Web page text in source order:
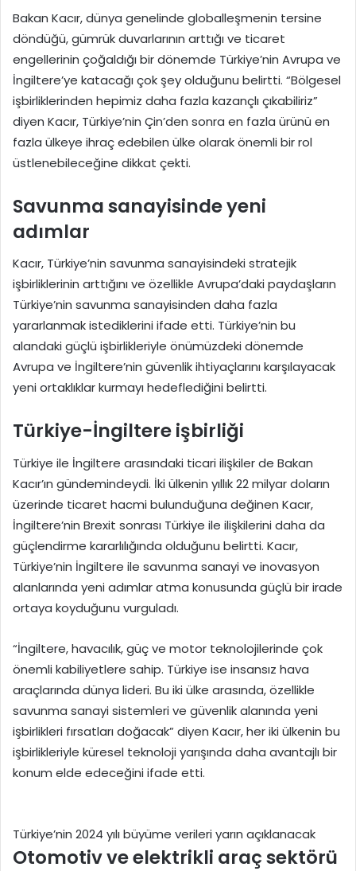
Bakan Kacır, dünya genelinde globalleşmenin tersine
döndüğü, gümrük duvarlarının arttığı ve ticaret
engellerinin çoğaldığı bir dönemde Türkiye’nin Avrupa ve
İngiltere’ye katacağı çok şey olduğunu belirtti. “Bölgesel
işbirliklerinden hepimiz daha fazla kazançlı çıkabiliriz”
diyen Kacır, Türkiye’nin Çin’den sonra en fazla ürünü en
fazla ülkeye ihraç edebilen ülke olarak önemli bir rol
üstlenebileceğine dikkat çekti.
Savunma sanayisinde yeni
adımlar
Kacır, Türkiye’nin savunma sanayisindeki stratejik
işbirliklerinin arttığını ve özellikle Avrupa’daki paydaşların
Türkiye’nin savunma sanayisinden daha fazla
yararlanmak istediklerini ifade etti. Türkiye’nin bu
alandaki güçlü işbirlikleriyle önümüzdeki dönemde
Avrupa ve İngiltere’nin güvenlik ihtiyaçlarını karşılayacak
yeni ortaklıklar kurmayı hedeflediğini belirtti.
Türkiye-İngiltere işbirliği
Türkiye ile İngiltere arasındaki ticari ilişkiler de Bakan
Kacır’ın gündemindeydi. İki ülkenin yıllık 22 milyar doların
üzerinde ticaret hacmi bulunduğuna değinen Kacır,
İngiltere’nin Brexit sonrası Türkiye ile ilişkilerini daha da
güçlendirme kararlılığında olduğunu belirtti. Kacır,
Türkiye’nin İngiltere ile savunma sanayi ve inovasyon
alanlarında yeni adımlar atma konusunda güçlü bir irade
ortaya koyduğunu vurguladı.
“İngiltere, havacılık, güç ve motor teknolojilerinde çok
önemli kabiliyetlere sahip. Türkiye ise insansız hava
araçlarında dünya lideri. Bu iki ülke arasında, özellikle
savunma sanayi sistemleri ve güvenlik alanında yeni
işbirlikleri fırsatları doğacak” diyen Kacır, her iki ülkenin bu
işbirlikleriyle küresel teknoloji yarışında daha avantajlı bir
konum elde edeceğini ifade etti.
Türkiye’nin 2024 yılı büyüme verileri yarın açıklanacak
Otomotiv ve elektrikli araç sektörü